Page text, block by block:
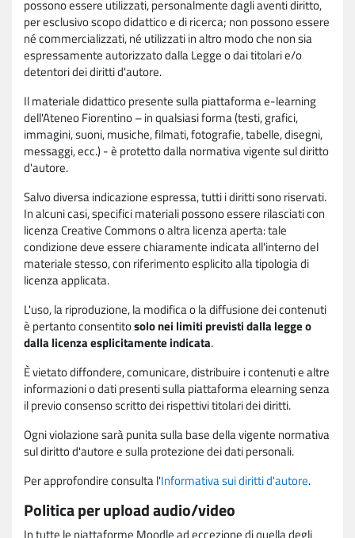
possono essere utilizzati, personalmente dagli aventi diritto,
per esclusivo scopo didattico e di ricerca; non possono essere
né commercializzati, né utilizzati in altro modo che non sia
espressamente autorizzato dalla Legge o dai titolari e/o
detentori dei diritti d'autore.
Il materiale didattico presente sulla piattaforma e-learning
dell'Ateneo Fiorentino – in qualsiasi forma (testi, grafici,
immagini, suoni, musiche, filmati, fotografie, tabelle, disegni,
messaggi, ecc.) - è protetto dalla normativa vigente sul diritto
d'autore.
Salvo diversa indicazione espressa, tutti i diritti sono riservati.
In alcuni casi, specifici materiali possono essere rilasciati con
licenza Creative Commons o altra licenza aperta: tale
condizione deve essere chiaramente indicata all'interno del
materiale stesso, con riferimento esplicito alla tipologia di
licenza applicata.
L'uso, la riproduzione, la modifica o la diffusione dei contenuti
è pertanto consentitosolo nei limiti previsti dalla legge o
dalla licenza esplicitamente indicata.
È vietato diffondere, comunicare, distribuire i contenuti e altre
informazioni o dati presenti sulla piattaforma elearning senza
il previo consenso scritto dei rispettivi titolari dei diritti.
Ogni violazione sarà punita sulla base della vigente normativa
sul diritto d'autore e sulla protezione dei dati personali.
Per approfondire consulta l'Informativa sui diritti d'autore.
Politica per upload audio/video
In tutte le piattaforme Moodle ad eccezione di quella degli